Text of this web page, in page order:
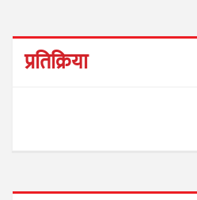
प्रतिक्रिया